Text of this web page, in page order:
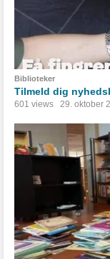
Biblioteker
Tilmeld dig
601 views 29. oktober